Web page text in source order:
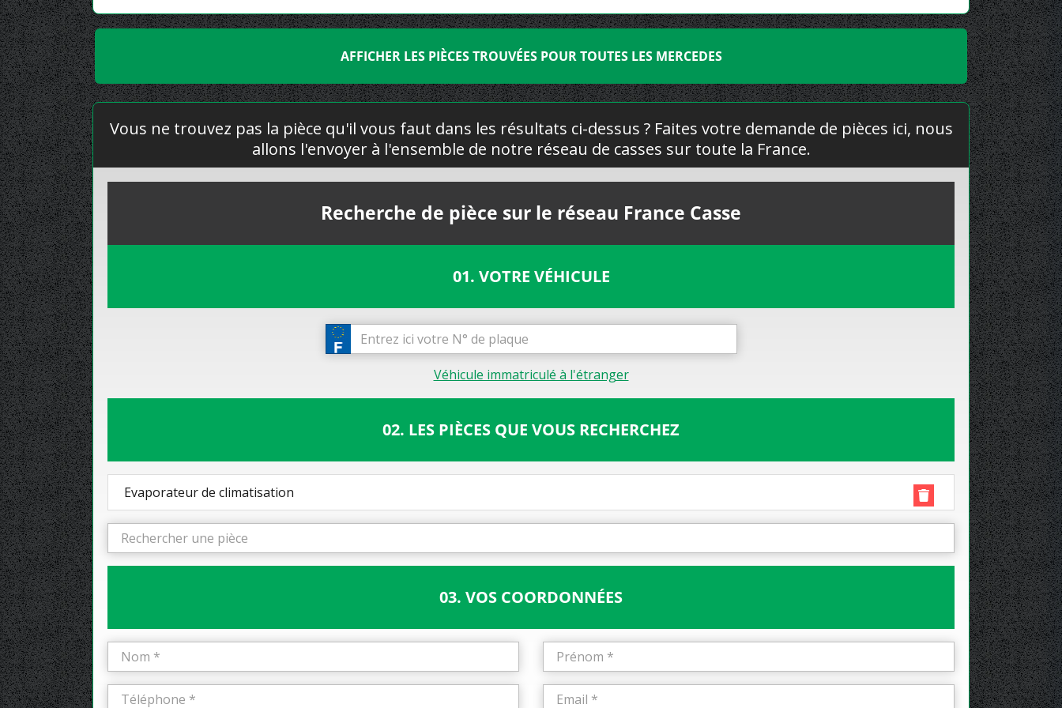
AFFICHER LES PIÈCES TROUVÉES POUR TOUTES LES MERCEDES
Vous ne trouvez pas la pièce qu'il vous faut dans les résultats ci-dessus ? Faites votre demande de pièces ici, nous
allons l'envoyer à l'ensemble de notre réseau de casses sur toute la France.
Recherche de pièce sur le réseau France Casse
01. VOTRE VÉHICULE
Véhicule immatriculé à l'étranger
02. LES PIÈCES QUE VOUS RECHERCHEZ
Evaporateur de climatisation
03. VOS COORDONNÉES